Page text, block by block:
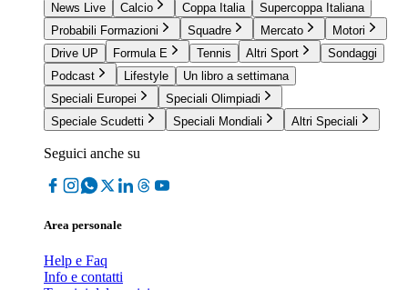
News Live
Calcio Coppa Italia
Supercoppa Italiana
Probabili Formazioni
Squadre Mercato
Motori
Drive UP
Formula E Tennis Altri Sport
Sondaggi
Podcast
Lifestyle
Un libro a settimana
Speciali Europei
Speciali Olimpiadi
Speciale Scudetti
Speciali Mondiali Altri Speciali
Seguici anche su
Area personale
Help e Faq
Info e contatti